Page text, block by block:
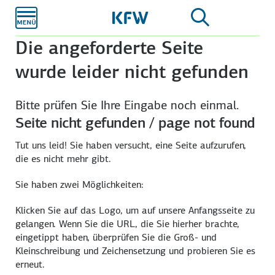
Hauptinhalt
Die angeforderte Seite
wurde leider nicht gefunden
Bitte prüfen Sie Ihre Eingabe noch einmal.
Seite nicht gefunden / page not found
Tut uns leid! Sie haben versucht, eine Seite aufzurufen,
die es nicht mehr gibt.
Sie haben zwei Möglichkeiten:
Klicken Sie auf das Logo, um auf unsere Anfangsseite zu
gelangen. Wenn Sie die URL, die Sie hierher brachte,
eingetippt haben, überprüfen Sie die Groß- und
Kleinschreibung und Zeichensetzung und probieren Sie es
erneut.